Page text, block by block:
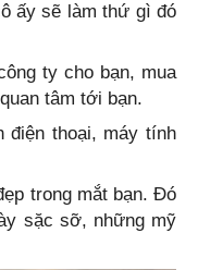
ấy sẽ làm thứ gì đó
ty cho bạn, mua
tâm tới bạn.
điện thoại, máy tính
trong mắt bạn. Đó
sặc sỡ, những mỹ